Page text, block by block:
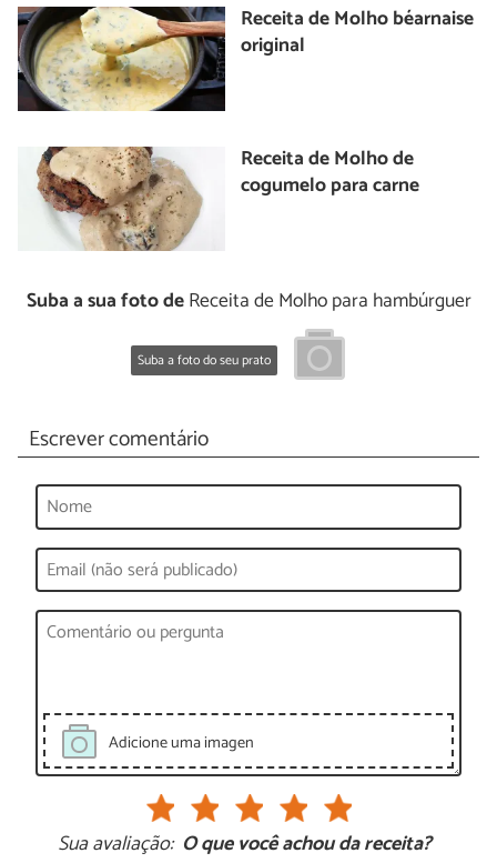
Receita de Molho béarnaise
original
Receita de Molho de
cogumelo para carne
Suba a sua foto deReceita de Molho para hambúrguer
Suba a foto do seu prato
Escrever comentário
Adicione uma imagen
Sua avaliação: O que você achou da receita?